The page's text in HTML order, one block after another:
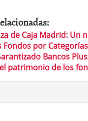
de Caja Madrid: Un
Fondos por
Bancos
patrimonio de los